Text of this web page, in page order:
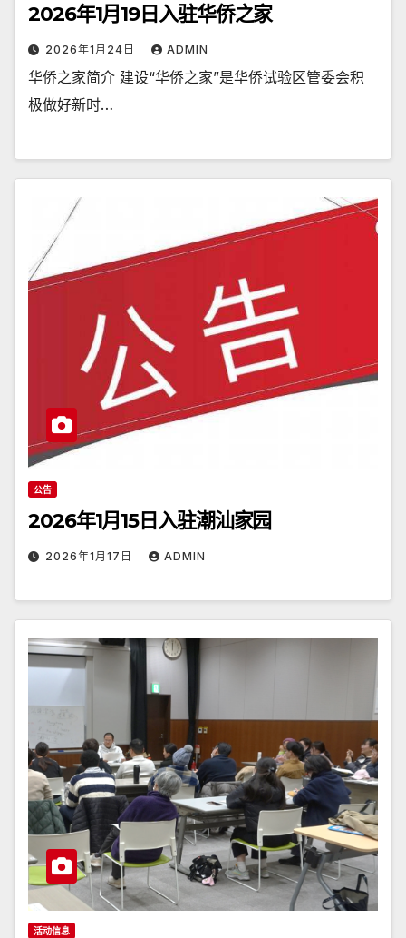
2026年1月19日入驻华侨之家
2026年1月24日 ADMIN
华侨之家简介 建设“华侨之家”是华侨试验区管委会积
极做好新时…
公告
2026年1月15日入驻潮汕家园
2026年1月17日 ADMIN
活动信息